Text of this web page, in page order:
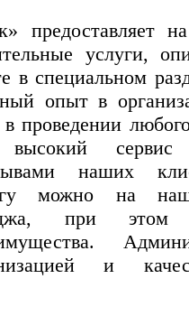
предоставляет
услуги,
в специальном
опыт в
проведении
сервис
наших
можно на
при
и